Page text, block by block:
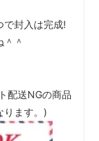
で封入は完成!
＾
配送NGの商品
ります。)